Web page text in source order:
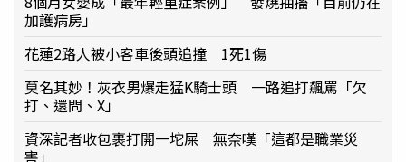
加護病房」
花蓮2路人被小客車後頭追撞 1死1傷
莫名其妙！灰衣男爆走猛K騎士頭 一路追打飆罵「欠
打、還問、X」
資深記者收包裹打開一坨屎 無奈嘆「這都是職業災
害」